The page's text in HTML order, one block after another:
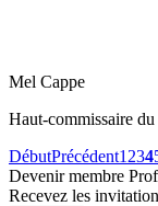
Mel Cappe
Haut-commissaire
DébutPrécédent1 234
Devenir membre
Recevez les